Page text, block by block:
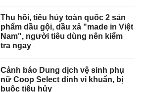
Thu hồi, tiêu hủy toàn quốc 2 sản
phẩm dầu gội, dầu xả "made in Việt
Nam", người tiêu dùng nên kiểm
tra ngay
Cảnh báo Dung dịch vệ sinh phụ
nữ Coop Select dính vi khuẩn, bị
buộc tiêu hủy